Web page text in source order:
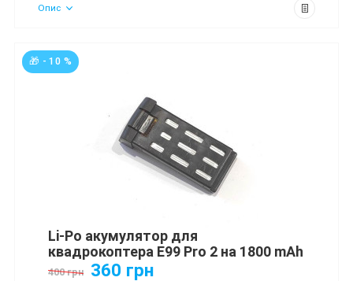
Опис
🎁 - 10 %
Li-Po акумулятор для
квадрокоптера E99 Pro 2 на 1800 mAh
400 грн 360 грн